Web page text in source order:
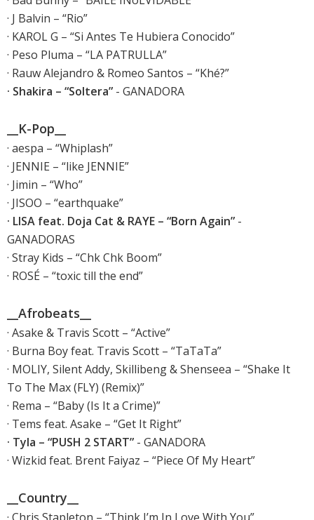
· J Balvin – “Rio”
· KAROL G – “Si Antes Te Hubiera Conocido”
· Peso Pluma – “LA PATRULLA”
· Rauw Alejandro & Romeo Santos – “Khé?”
· Shakira – “Soltera” - GANADORA
__K-Pop__
· aespa – “Whiplash”
· JENNIE – “like JENNIE”
· Jimin – “Who”
· JISOO – “earthquake”
· LISA feat. Doja Cat & RAYE – “Born Again” -
GANADORAS
· Stray Kids – “Chk Chk Boom”
· ROSÉ – “toxic till the end”
__Afrobeats__
· Asake & Travis Scott – “Active”
· Burna Boy feat. Travis Scott – “TaTaTa”
· MOLIY, Silent Addy, Skillibeng & Shenseea – “Shake It
To The Max (FLY) (Remix)”
· Rema – “Baby (Is It a Crime)”
· Tems feat. Asake – “Get It Right”
· Tyla – “PUSH 2 START” - GANADORA
· Wizkid feat. Brent Faiyaz – “Piece Of My Heart”
__Country__